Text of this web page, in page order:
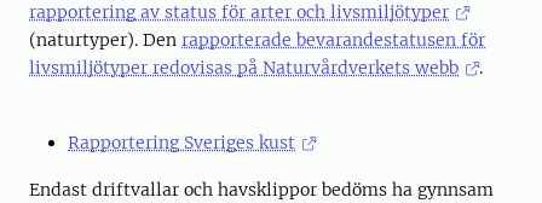
rapportering av status för arter och livsmiljötyper
(naturtyper). Den rapporterade bevarandestatusen för
livsmiljötyper redovisas på Naturvårdverkets webb
.
Rapportering Sveriges kust
Endast driftvallar och havsklippor bedöms ha gynnsam